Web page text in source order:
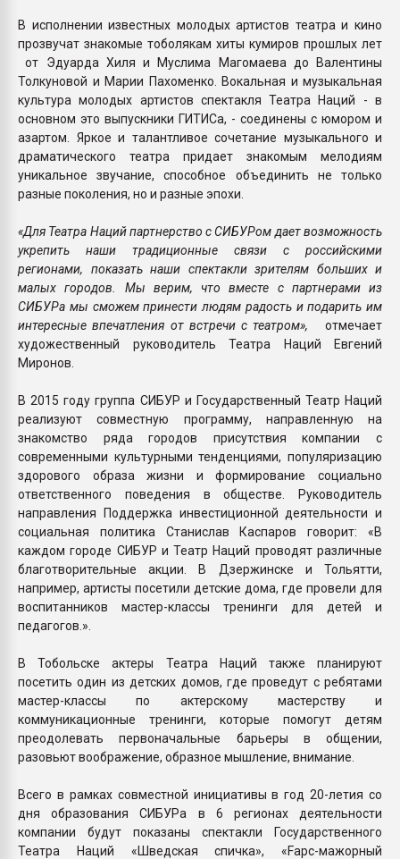
В исполнении известных молодых артистов театра и кино
прозвучат знакомые тоболякам хиты кумиров прошлых лет
от Эдуарда Хиля и Муслима Магомаева до Валентины
Толкуновой и Марии Пахоменко. Вокальная и музыкальная
культура молодых артистов спектакля Театра Наций - в
основном это выпускники ГИТИСа, - соединены с юмором и
азартом. Яркое и талантливое сочетание музыкального и
драматического театра придает знакомым мелодиям
уникальное звучание, способное объединить не только
разные поколения, но и разные эпохи.
«Для Театра Наций партнерство с СИБУРом дает возможность
укрепить наши традиционные связи с российскими
регионами, показать наши спектакли зрителям больших и
малых городов. Мы верим, что вместе с партнерами из
СИБУРа мы сможем принести людям радость и подарить им
интересные впечатления от встречи с театром»,
отмечает
художественный руководитель Театра Наций Евгений
Миронов.
В 2015 году группа СИБУР и Государственный Театр Наций
реализуют совместную программу, направленную на
знакомство ряда городов присутствия компании с
современными культурными тенденциями, популяризацию
здорового образа жизни и формирование социально
ответственного поведения в обществе. Руководитель
направления Поддержка инвестиционной деятельности и
социальная политика Станислав Каспаров говорит: «В
каждом городе СИБУР и Театр Наций проводят различные
благотворительные акции. В Дзержинске и Тольятти,
например, артисты посетили детские дома, где провели для
воспитанников мастер-классы тренинги для детей и
педагогов.».
В Тобольске актеры Театра Наций также планируют
посетить один из детских домов, где проведут с ребятами
мастер-классы по актерскому мастерству и
коммуникационные тренинги, которые помогут детям
преодолевать первоначальные барьеры в общении,
разовьют воображение, образное мышление, внимание.
Всего в рамках совместной инициативы в год 20-летия со
дня образования СИБУРа в 6 регионах деятельности
компании будут показаны спектакли Государственного
Театра Наций «Шведская спичка», «Fарс-мажорный